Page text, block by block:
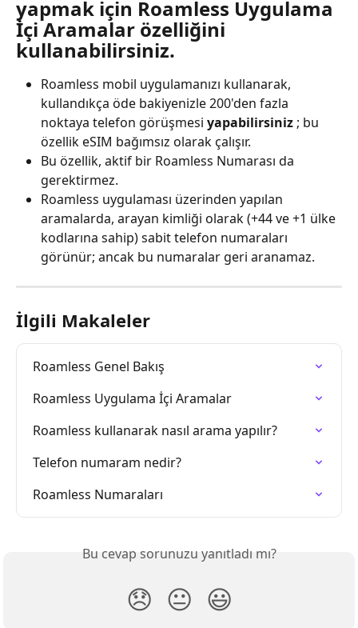
yapmak için Roamless Uygulama
İçi Aramalar özelliğini
kullanabilirsiniz.
Roamless mobil uygulamanızı kullanarak,
kullandıkça öde bakiyenizle 200'den fazla
noktaya telefon görüşmesi yapabilirsiniz ; bu
özellik eSIM bağımsız olarak çalışır.
Bu özellik, aktif bir Roamless Numarası da
gerektirmez.
Roamless uygulaması üzerinden yapılan
aramalarda, arayan kimliği olarak (+44 ve +1 ülke
kodlarına sahip) sabit telefon numaraları
görünür; ancak bu numaralar geri aranamaz.
İlgili Makaleler
Roamless Genel Bakış
Roamless Uygulama İçi Aramalar
Roamless kullanarak nasıl arama yapılır?
Telefon numaram nedir?
Roamless Numaraları
Bu cevap sorunuzu yanıtladı mı?
😞 😐 😃